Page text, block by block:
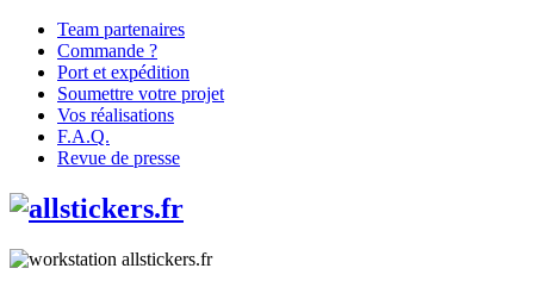
Team partenaires
Commande ?
Port et expédition
Soumettre votre projet
Vos réalisations
F.A.Q.
Revue de presse